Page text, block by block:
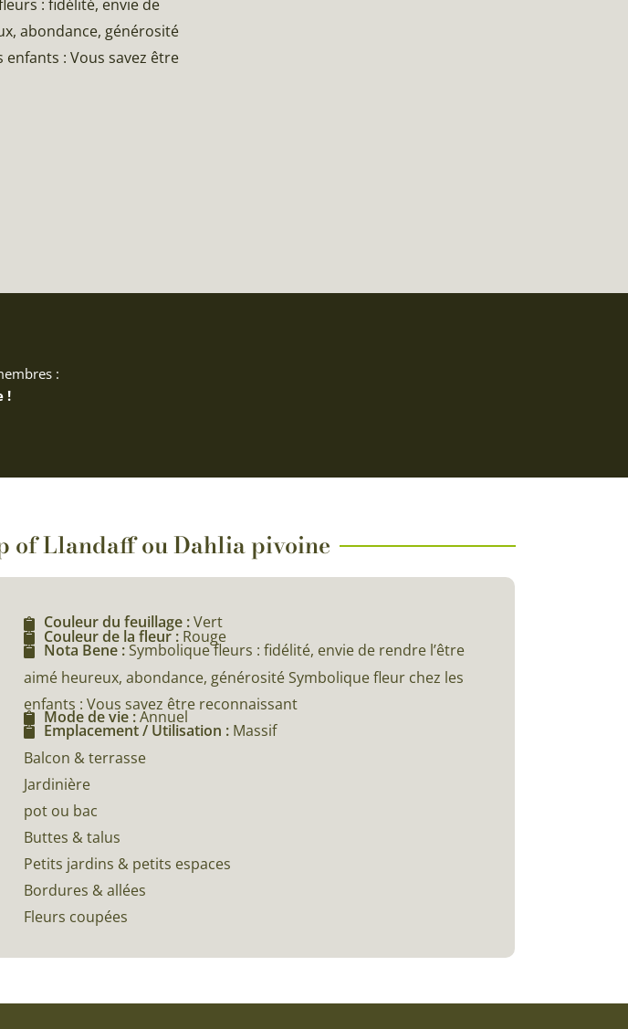
: fidélité, envie de
abondance, générosité
: Vous savez être
:
!
of Llandaff ou Dahlia pivoine
Couleur du feuillage :Vert
Couleur de la fleur : Rouge
Nota Bene :Symbolique fleurs : fidélité, envie de rendre l’être
aimé heureux, abondance, générosité Symbolique fleur chez les
enfants : Vous savez être reconnaissant
Mode de vie :Annuel
Emplacement / Utilisation : Massif
Balcon & terrasse
Jardinière
pot ou bac
Buttes & talus
Petits jardins & petits espaces
Bordures & allées
Fleurs coupées